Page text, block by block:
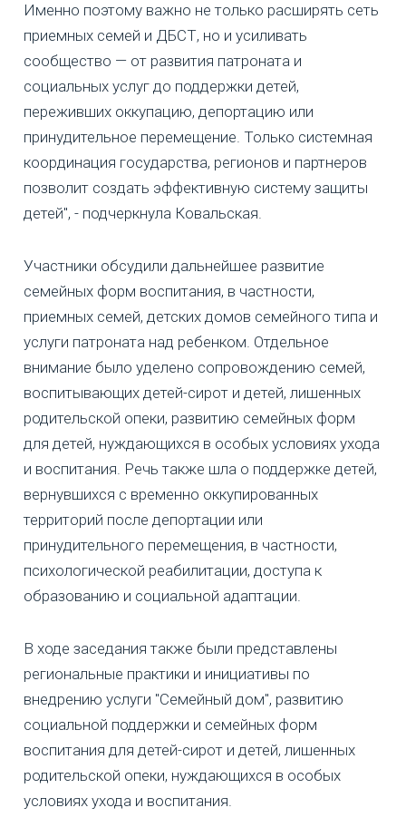
Именно поэтому важно не только расширять сеть
приемных семей и ДБСТ, но и усиливать
сообщество — от развития патроната и
социальных услуг до поддержки детей,
переживших оккупацию, депортацию или
принудительное перемещение. Только системная
координация государства, регионов и партнеров
позволит создать эффективную систему защиты
детей", - подчеркнула Ковальская.
Участники обсудили дальнейшее развитие
семейных форм воспитания, в частности,
приемных семей, детских домов семейного типа и
услуги патроната над ребенком. Отдельное
внимание было уделено сопровождению семей,
воспитывающих детей-сирот и детей, лишенных
родительской опеки, развитию семейных форм
для детей, нуждающихся в особых условиях ухода
и воспитания. Речь также шла о поддержке детей,
вернувшихся с временно оккупированных
территорий после депортации или
принудительного перемещения, в частности,
психологической реабилитации, доступа к
образованию и социальной адаптации.
В ходе заседания также были представлены
региональные практики и инициативы по
внедрению услуги "Семейный дом", развитию
социальной поддержки и семейных форм
воспитания для детей-сирот и детей, лишенных
родительской опеки, нуждающихся в особых
условиях ухода и воспитания.